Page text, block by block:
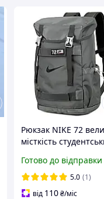
Рюкзак NIKE 72
місткість
подорожей зручний
для ноутбука міський
стильн Сірий
Готово до відправки
5.0 (1)
від 110₴/міс